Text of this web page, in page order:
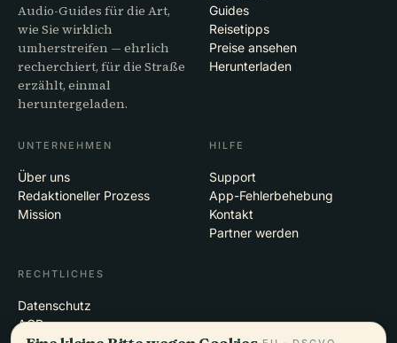
Audio-Guides für die Art,
wie Sie wirklich
umherstreifen — ehrlich
recherchiert, für die Straße
erzählt, einmal
heruntergeladen.
Guides
Reisetipps
Preise ansehen
Herunterladen
UNTERNEHMEN
Über uns
Redaktioneller Prozess
Mission
HILFE
Support
App-Fehlerbehebung
Kontakt
Partner werden
RECHTLICHES
Datenschutz
AGB